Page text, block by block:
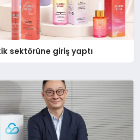
sektörüne giriş yaptı